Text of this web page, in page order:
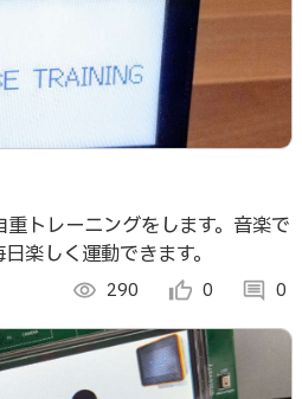
トレーニングをします。音楽で
楽しく運動できます。
visibility 290 thumb_up_alt 0 comment 0